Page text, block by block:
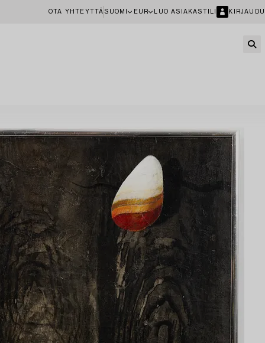
OTA YHTEYTTÄ SUOMI EUR LUO ASIAKASTILI KIRJAUDU